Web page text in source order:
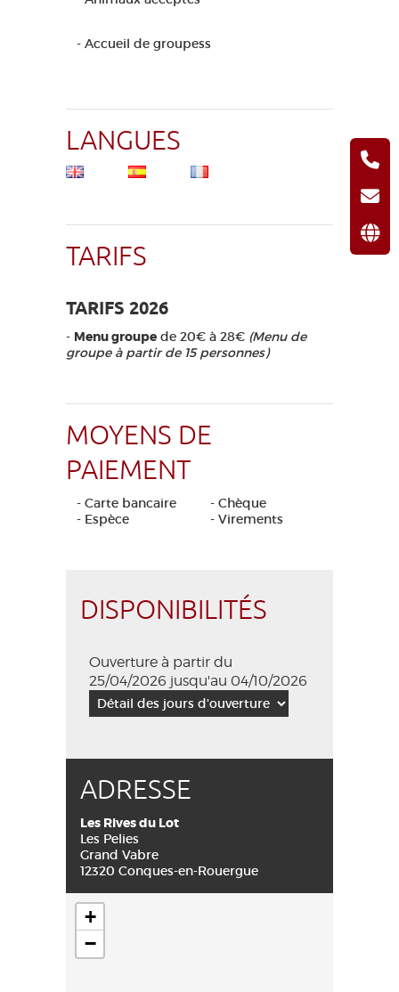
- Accueil de groupess
LANGUES
TARIFS
TARIFS 2026
- Menu groupe de 20€ à 28€ (Menu de
groupe à partir de 15 personnes)
MOYENS DE
PAIEMENT
- Carte bancaire
- Chèque
- Espèce
- Virements
DISPONIBILITÉS
Ouverture à partir du
25/04/2026 jusqu'au 04/10/2026
ADRESSE
Les Rives du Lot
Les Pelies
Grand Vabre
12320 Conques-en-Rouergue
+
−